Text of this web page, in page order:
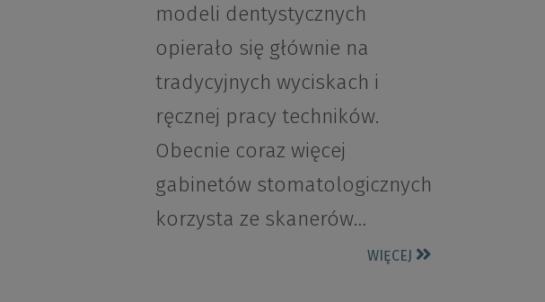
modeli dentystycznych
opierało się głównie na
tradycyjnych wyciskach i
ręcznej pracy techników.
Obecnie coraz więcej
gabinetów stomatologicznych
korzysta ze skanerów…
WIĘCEJ